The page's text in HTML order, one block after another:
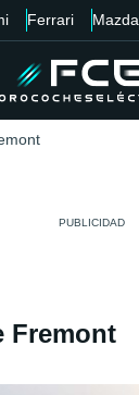
Ferrari Mazda
Fremont